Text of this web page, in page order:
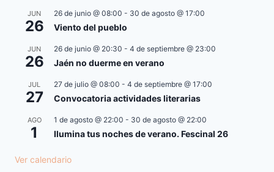
JUN
26
26 de junio @ 08:00 - 30 de agosto @ 17:00
Viento del pueblo
JUN
26
26 de junio @ 20:30 - 4 de septiembre @ 23:00
Jaén no duerme en verano
JUL
27
27 de julio @ 08:00 - 4 de septiembre @ 17:00
Convocatoria actividades literarias
AGO
1
1 de agosto @ 22:00 - 30 de agosto @ 22:00
Ilumina tus noches de verano. Fescinal 26
Ver calendario